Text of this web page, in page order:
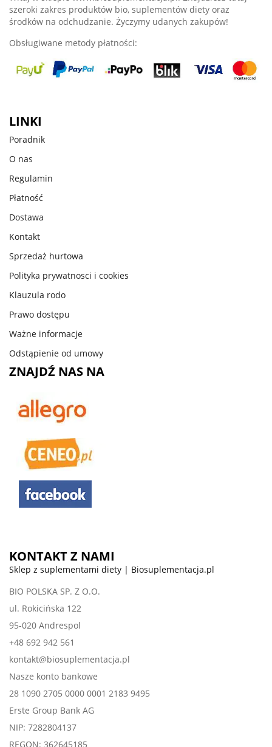
szeroki zakres produktów bio, suplementów diety oraz
środków na odchudzanie. Życzymy udanych zakupów!
Obsługiwane metody płatności:
LINKI
Poradnik
O nas
Regulamin
Płatność
Dostawa
Kontakt
Sprzedaż hurtowa
Polityka prywatnosci i cookies
Klauzula rodo
Prawo dostępu
Ważne informacje
Odstąpienie od umowy
ZNAJDŹ NAS NA
KONTAKT Z NAMI
Sklep z suplementami diety | Biosuplementacja.pl
BIO POLSKA SP. Z O.O.
ul. Rokicińska 122
95-020 Andrespol
+48 692 942 561
kontakt@biosuplementacja.pl
Nasze konto bankowe
28 1090 2705 0000 0001 2183 9495
Erste Group Bank AG
NIP: 7282804137
REGON: 362645185